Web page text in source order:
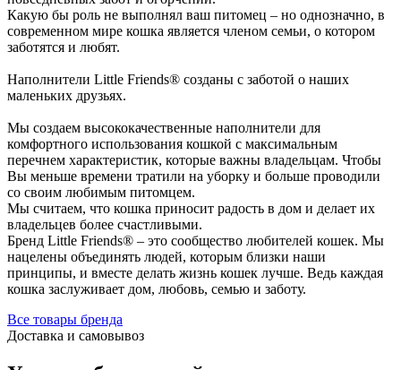
Какую бы роль не выполнял ваш питомец – но однозначно, в
современном мире кошка является членом семьи, о котором
заботятся и любят.
Наполнители Little Friends® созданы с заботой о наших
маленьких друзьях.
Мы создаем высококачественные наполнители для
комфортного использования кошкой с максимальным
перечнем характеристик, которые важны владельцам. Чтобы
Вы меньше времени тратили на уборку и больше проводили
со своим любимым питомцем.
Мы считаем, что кошка приносит радость в дом и делает их
владельцев более счастливыми.
Бренд Little Friends® – это сообщество любителей кошек. Мы
нацелены объединять людей, которым близки наши
принципы, и вместе делать жизнь кошек лучше. Ведь каждая
кошка заслуживает дом, любовь, семью и заботу.
Все товары бренда
Доставка и самовывоз